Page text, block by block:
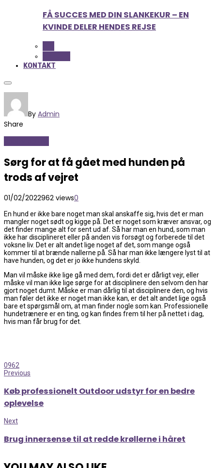
FÅ SUCCES MED DIN SLANKEKUR – EN
KVINDE DELER HENDES REJSE
KONTAKT
By Admin
Share
Sørg for at få gået med hunden på
trods af vejret
01/02/2022962 views0
En hund er ikke bare noget man skal anskaffe sig, hvis det er man
mangler noget sødt og kigge på. Det er noget som kræver ansvar, og
det finder mange alt for sent ud af. Så har man en hund, som man
ikke har disciplineret eller på anden vis forsøgt og forberede til det
voksne liv. Det er alt andet lige noget af det, som mange også
kommer til at brænde nallerne på. Så har man ikke længere lyst til at
have hunden, og det er jo ikke hundens skyld.
Man vil måske ikke lige gå med dem, fordi det er dårligt vejr, eller
måske vil man ikke lige sørge for at disciplinere den selvom den har
gjort noget dumt. Måske er man dårlig til at disciplinere den, og hvis
man føler det ikke er noget man ikke kan, er det alt andet lige også
bare et spørgsmål om, at man finder nogle som kan. Professionelle
hundetrænere er en ting, og kan findes frem til her på nettet i dag,
hvis man får brug for det.
0962
Previous
Køb professionelt Outdoor udstyr for en bedre
oplevelse
Next
Brug innersense til at redde krøllerne i håret